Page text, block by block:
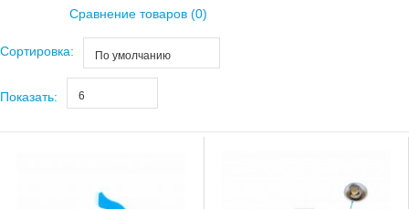
Сравнение товаров (0)
Сортировка: По умолчанию
Показать: 6